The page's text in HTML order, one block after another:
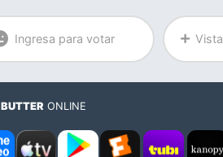
Ingresa para votar Vista
BUTTER ONLINE